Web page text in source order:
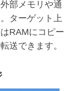
部メモリや通
ターゲット上
RAMにコピー
送できます。